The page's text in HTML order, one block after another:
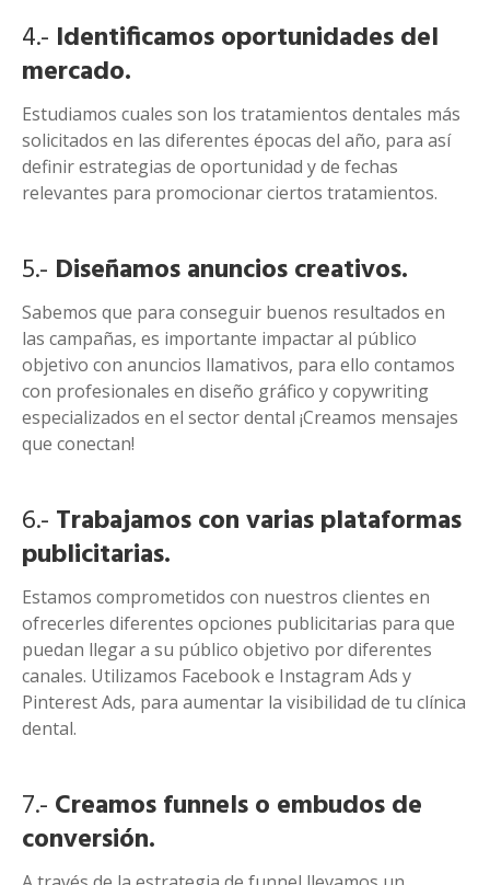
4.- Identificamos oportunidades del
mercado.
Estudiamos cuales son los tratamientos dentales más
solicitados en las diferentes épocas del año, para así
definir estrategias de oportunidad y de fechas
relevantes para promocionar ciertos tratamientos.
5.- Diseñamos anuncios creativos.
Sabemos que para conseguir buenos resultados en
las campañas, es importante impactar al público
objetivo con anuncios llamativos, para ello contamos
con profesionales en diseño gráfico y copywriting
especializados en el sector dental ¡Creamos mensajes
que conectan!
6.- Trabajamos con varias plataformas
publicitarias.
Estamos comprometidos con nuestros clientes en
ofrecerles diferentes opciones publicitarias para que
puedan llegar a su público objetivo por diferentes
canales. Utilizamos Facebook e Instagram Ads y
Pinterest Ads, para aumentar la visibilidad de tu clínica
dental.
7.- Creamos funnels o embudos de
conversión.